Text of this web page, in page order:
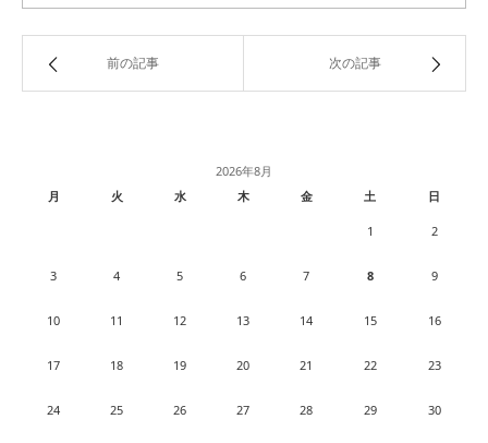
前の記事 次の記事
2026年8月
月
火 水 木 金 土 日
1 2
3 4 5 6 7 8 9
10 11 12 13 14 15 16
17 18 19 20 21 22 23
24 25 26 27 28 29 30